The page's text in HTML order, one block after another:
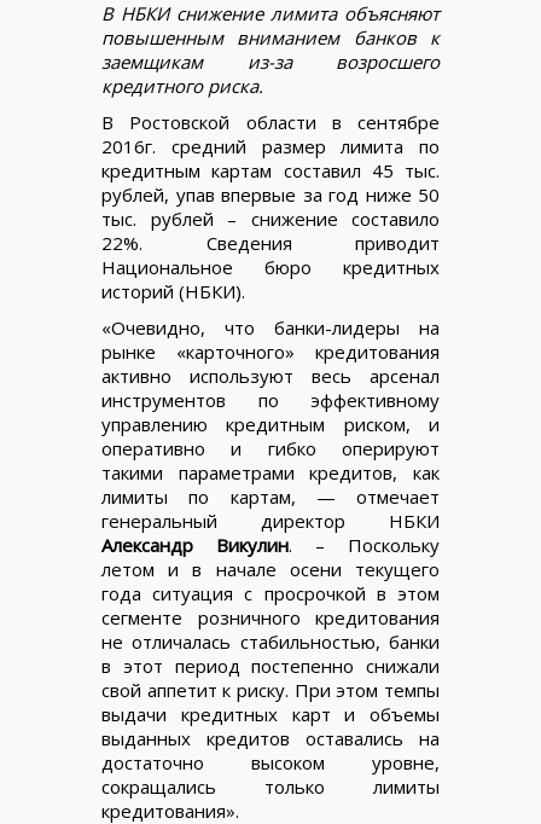
В НБКИ снижение лимита объясняют
повышенным вниманием банков к
заемщикам из-за возросшего
кредитного риска.
В Ростовской области в сентябре
2016г. средний размер лимита по
кредитным картам составил 45 тыс.
рублей, упав впервые за год ниже 50
тыс. рублей – снижение составило
22%. Сведения приводит
Национальное бюро кредитных
историй (НБКИ).
«Очевидно, что банки-лидеры на
рынке «карточного» кредитования
активно используют весь арсенал
инструментов по эффективному
управлению кредитным риском, и
оперативно и гибко оперируют
такими параметрами кредитов, как
лимиты по картам, — отмечает
генеральный директор НБКИ
Александр Викулин. – Поскольку
летом и в начале осени текущего
года ситуация с просрочкой в этом
сегменте розничного кредитования
не отличалась стабильностью, банки
в этот период постепенно снижали
свой аппетит к риску. При этом темпы
выдачи кредитных карт и объемы
выданных кредитов оставались на
достаточно высоком уровне,
сокращались только лимиты
кредитования».